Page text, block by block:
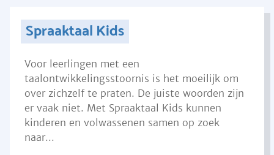
Spraaktaal Kids
Voor leerlingen met een
taalontwikkelingsstoornis is het moeilijk om
over zichzelf te praten. De juiste woorden zijn
er vaak niet. Met Spraaktaal Kids kunnen
kinderen en volwassenen samen op zoek
naar...